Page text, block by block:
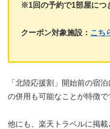
※1回の予約で1部屋につ
クーポン対象施設： こち
「北陸応援割」開始前の宿
の併用も可能なことが特徴で
他にも、楽天トラベルに掲